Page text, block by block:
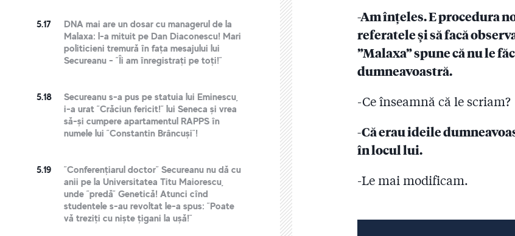
5.17
DNA mai are un dosar cu managerul de la
Malaxa: l-a mituit pe Dan Diaconescu! Mari
politicieni tremură în fața mesajului lui
Secureanu - ”Îi am înregistrați pe toți!”
5.18
Secureanu s-a pus pe statuia lui Eminescu,
i-a urat ”Crăciun fericit!” lui Seneca și vrea
să-și cumpere apartamentul RAPPS în
numele lui ”Constantin Brâncuși”!
5.19
”Conferențiarul doctor” Secureanu nu dă cu
anii pe la Universitatea Titu Maiorescu,
unde ”predă” Genetică! Atunci cînd
studentele s-au revoltat le-a spus: ”Poate
vă treziți cu niște țigani la ușă!”
-Am înțeles. E procedura
referatele și să facă
”Malaxa” spune că nu le
dumneavoastră.
-Ce înseamnă că le scriam?
-Că erau ideile
în locul lui.
-Le mai modificam.